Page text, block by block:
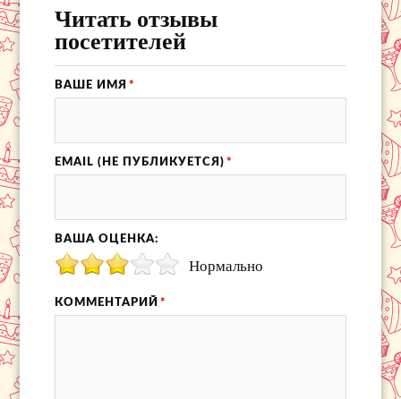
Читать отзывы
посетителей
ВАШЕ ИМЯ *
EMAIL (НЕ ПУБЛИКУЕТСЯ) *
ВАША ОЦЕНКА:
Нормально
КОММЕНТАРИЙ *